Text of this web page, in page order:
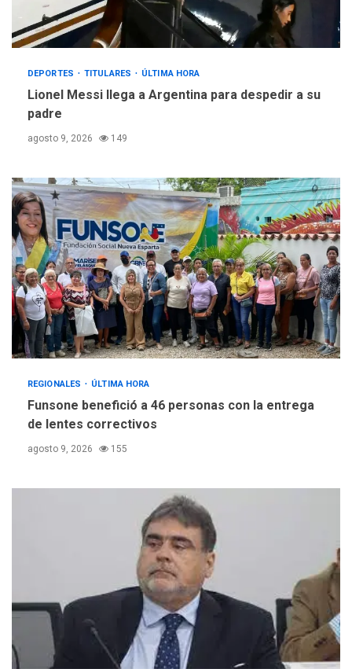
DEPORTES TITULARES ÚLTIMA HORA
Lionel Messi llega a Argentina para despedir a su
padre
agosto 9, 2026 149
REGIONALES ÚLTIMA HORA
Funsone benefició a 46 personas con la entrega
de lentes correctivos
agosto 9, 2026 155